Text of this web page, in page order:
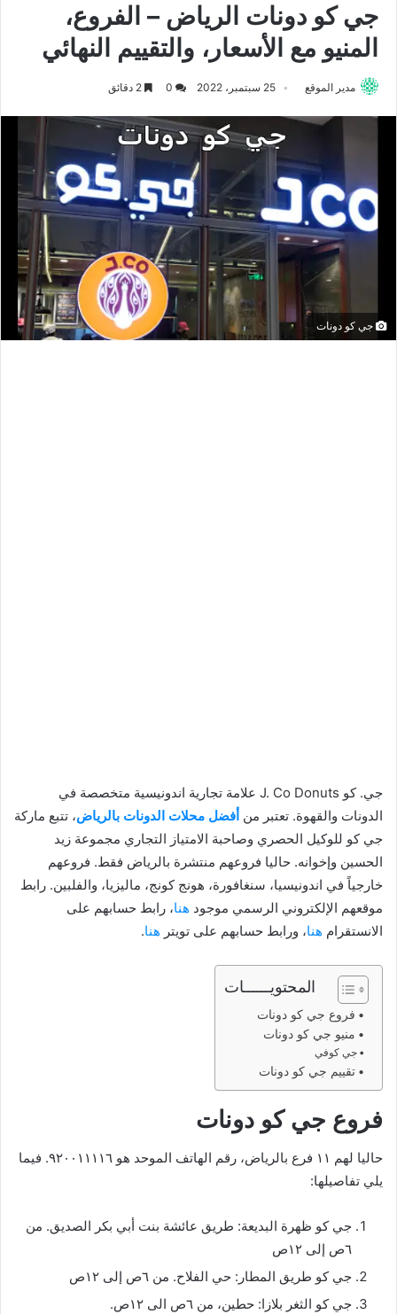
جي كو دونات الرياض – الفروع،
المنيو مع الأسعار، والتقييم النهائي
مدير الموقع 25 سبتمبر، 2022
جي كو دونات
جي. كو J. Co Donuts علامة تجارية اندونيسية متخصصة في
الدونات والقهوة. تعتبر من أفضل محلات الدونات بالرياض، تتبع ماركة
جي كو للوكيل الحصري وصاحبة الامتياز التجاري مجموعة زيد
الحسين وإخوانه. حاليا فروعهم منتشرة بالرياض فقط. فروعهم
خارجياً في اندونيسيا، سنغافورة، هونج كونج، ماليزيا، والفلبين. رابط
موقعهم الإلكتروني الرسمي موجود هنا، رابط حسابهم على
الانستقرام هنا، ورابط حسابهم على تويتر هنا.
المحتويــــــات
فروع جي كو دونات
منيو جي كو دونات
جي كوفي
تقييم جي كو دونات
فروع جي كو دونات
حاليا لهم ١١ فرع بالرياض، رقم الهاتف الموحد هو ٩٢٠٠١١١١٦. فيما
يلي تفاصيلها:
جي كو ظهرة البديعة: طريق عائشة بنت أبي بكر الصديق. من
٦ص إلى ١٢ص
جي كو طريق المطار: حي الفلاح. من ٦ص إلى ١٢ص
جي كو الثغر بلازا: حطين، من ٦ص الى ١٢ص.